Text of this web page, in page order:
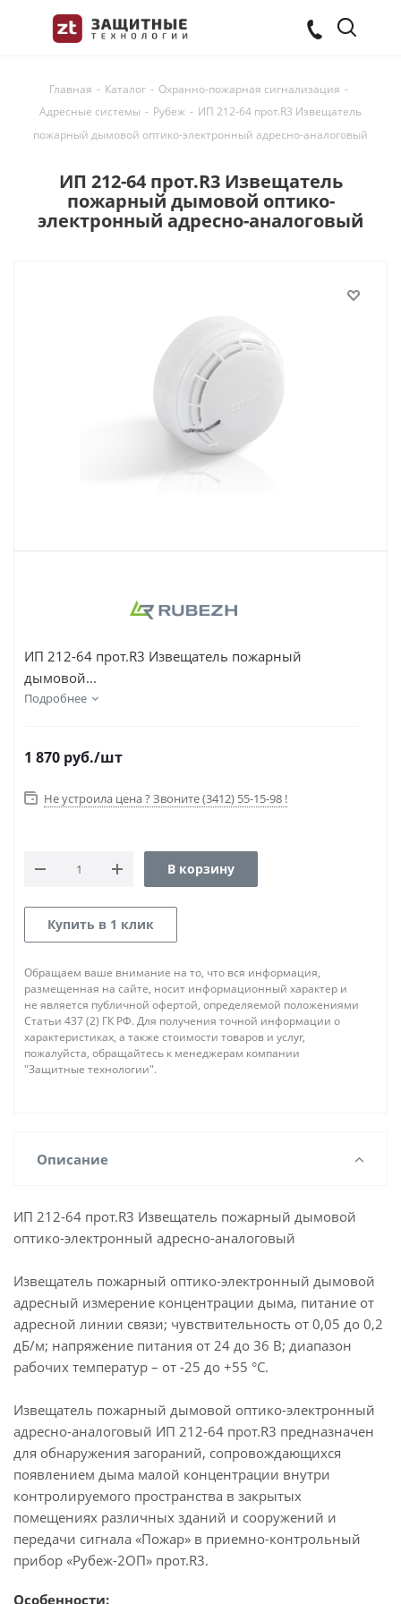
Главная - Каталог - Охранно-пожарная сигнализация -
Адресные системы - Рубеж - ИП 212-64 прот.R3 Извещатель
пожарный дымовой оптико-электронный адресно-аналоговый
ИП 212-64 прот.R3 Извещатель
пожарный дымовой оптико-
электронный адресно-аналоговый
ИП 212-64 прот.R3 Извещатель пожарный
дымовой...
Подробнее
1 870 руб./шт
Не устроила цена ? Звоните (3412) 55-15-98 !
В корзину
Купить в 1 клик
Обращаем ваше внимание на то, что вся информация,
размещенная на сайте, носит информационный характер и
не является публичной офертой, определяемой положениями
Статьи 437 (2) ГК РФ. Для получения точной информации о
характеристиках, а также стоимости товаров и услуг,
пожалуйста, обращайтесь к менеджерам компании
"Защитные технологии".
Описание
ИП 212-64 прот.R3 Извещатель пожарный дымовой
оптико-электронный адресно-аналоговый
Извещатель пожарный оптико-электронный дымовой
адресный измерение концентрации дыма, питание от
адресной линии связи; чувствительность от 0,05 до 0,2
дБ/м; напряжение питания от 24 до 36 В; диапазон
рабочих температур – от -25 до +55 °С.
Извещатель пожарный дымовой оптико-электронный
адресно-аналоговый ИП 212-64 прот.R3 предназначен
для обнаружения загораний, сопровождающихся
появлением дыма малой концентрации внутри
контролируемого пространства в закрытых
помещениях различных зданий и сооружений и
передачи сигнала «Пожар» в приемно-контрольный
прибор «Рубеж-2ОП» прот.R3.
Особенности: